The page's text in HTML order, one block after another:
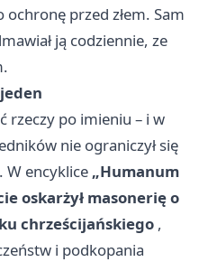
przed złem. Sam
ją codziennie, ze
rzeczy po imieniu – i w
nie ograniczył się
W encyklice „Humanum
oskarżył masonerię o
chrześcijańskiego ,
i podkopania